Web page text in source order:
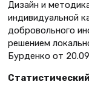
Дизайн и
индивидуальной
добровольного
решением
Бурденко от